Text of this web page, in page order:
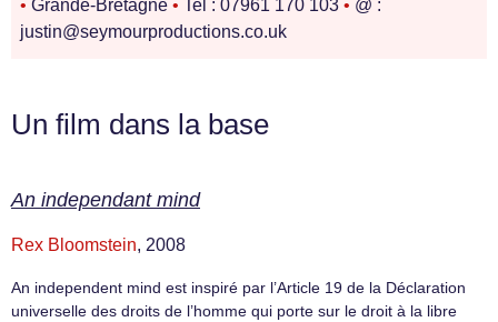
• Grande-Bretagne • Tel : 07961 170 103 • @ :
justin@seymourproductions.co.uk
Un film dans la base
An independant mind
Rex Bloomstein, 2008
An independent mind est inspiré par l’Article 19 de la Déclaration
universelle des droits de l’homme qui porte sur le droit à la libre